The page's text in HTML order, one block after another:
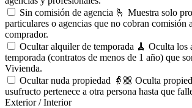
Sin comisión de agencia 🫰 Muestra solo
particulares o agencias que no cobran comisión
comprador.
Ocultar alquiler de temporada 🧹 Oculta los
temporada (contratos de menos de 1 año) que
Vivienda.
Ocultar nuda propiedad 👵🏼 Oculta
usufructo pertenece a otra persona hasta que
Exterior / Interior